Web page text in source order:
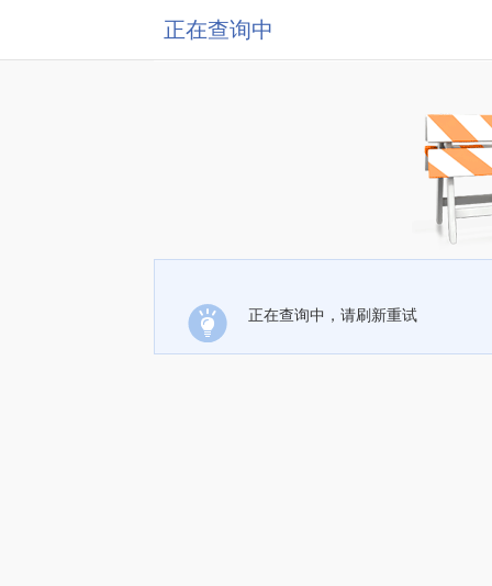
正在查询中
正在查询中，请刷新重试